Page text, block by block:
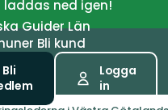
laddas ned igen!
GuiderLän
Bli kund
Bli
Logga
in